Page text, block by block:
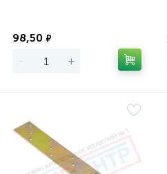
98,50 ₽
- +